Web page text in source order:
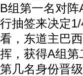
B组第一名对
行抽签来决定
看，东道主巴
挥，获得A组
第几名身份晋